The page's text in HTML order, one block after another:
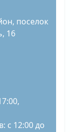
поселок
16
с 12:00 до